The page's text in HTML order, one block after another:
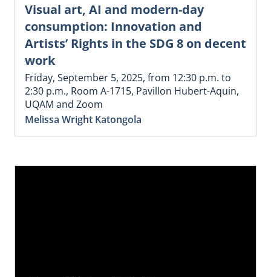
Visual art, AI and modern-day
consumption: Innovation and
Artists’ Rights in the SDG 8 on decent
work
Friday, September 5, 2025, from 12:30 p.m. to
2:30 p.m., Room A-1715, Pavillon Hubert-Aquin,
UQAM and Zoom
Melissa Wright Katongola